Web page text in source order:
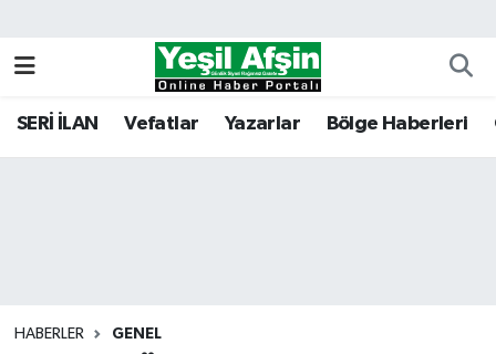
SERİ İLAN Vefatlar Yazarlar Bölge Haberleri
HABERLER GENEL
Kahramanmaraş Nöbetçi Eczaneler